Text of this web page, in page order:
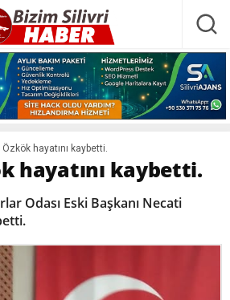
hayatını kaybetti.
hayatını kaybetti.
Odası Eski Başkanı Necati